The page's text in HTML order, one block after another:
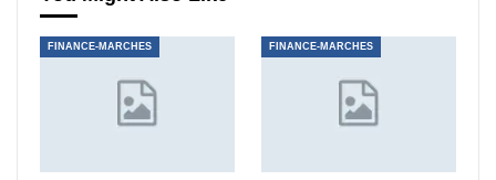
FINANCE-MARCHES FINANCE-MARCHES